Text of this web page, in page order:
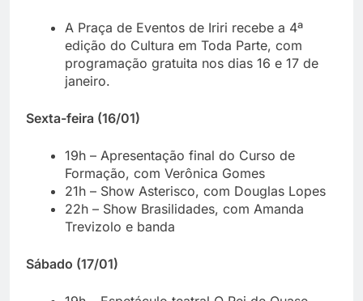
A Praça de Eventos de Iriri recebe a 4ª
edição do Cultura em Toda Parte, com
programação gratuita nos dias 16 e 17 de
janeiro.
Sexta-feira (16/01)
19h – Apresentação final do Curso de
Formação, com Verônica Gomes
21h – Show Asterisco, com Douglas Lopes
22h – Show Brasilidades, com Amanda
Trevizolo e banda
Sábado (17/01)